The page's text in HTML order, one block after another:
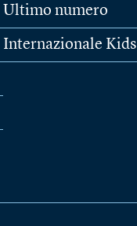
Ultimo numero
Internazionale Kids